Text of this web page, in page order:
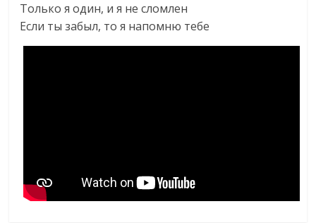
Только я один, и я не сломлен
Если ты забыл, то я напомню тебе